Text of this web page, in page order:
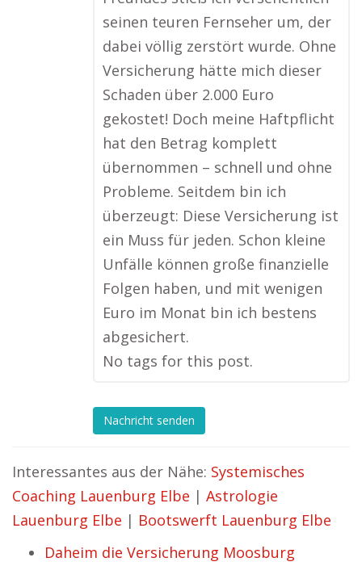
seinen teuren Fernseher um, der
dabei völlig zerstört wurde. Ohne
Versicherung hätte mich dieser
Schaden über 2.000 Euro
gekostet! Doch meine Haftpflicht
hat den Betrag komplett
übernommen – schnell und ohne
Probleme. Seitdem bin ich
überzeugt: Diese Versicherung ist
ein Muss für jeden. Schon kleine
Unfälle können große finanzielle
Folgen haben, und mit wenigen
Euro im Monat bin ich bestens
abgesichert.
No tags for this post.
Nachricht senden
Interessantes aus der Nähe: Systemisches
Coaching Lauenburg Elbe | Astrologie
Lauenburg Elbe | Bootswerft Lauenburg Elbe
Daheim die Versicherung Moosburg